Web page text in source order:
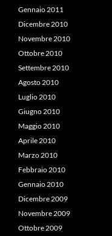
Gennaio 2011
Dicembre 2010
Novembre 2010
Ottobre 2010
Settembre 2010
Agosto 2010
Luglio 2010
Giugno 2010
Maggio 2010
Aprile 2010
Marzo 2010
Febbraio 2010
Gennaio 2010
Dicembre 2009
Novembre 2009
Ottobre 2009